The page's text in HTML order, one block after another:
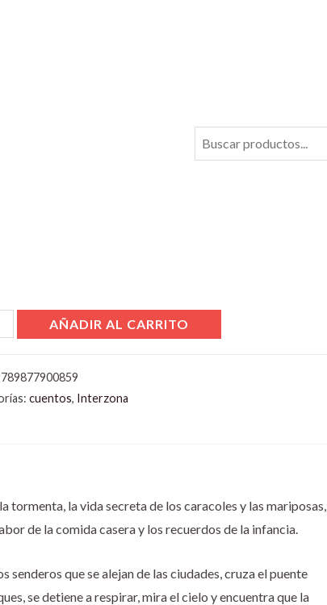
/ Historias naturales. Franck Maubert
naturales. Franck
AÑADIR AL CARRITO
cuentos, Interzona
tormenta, la vida secreta de los caracoles y las mariposas,
de la comida casera y los recuerdos de la infancia.
que se alejan de las ciudades, cruza el puente
se detiene a respirar, mira el cielo y encuentra que la